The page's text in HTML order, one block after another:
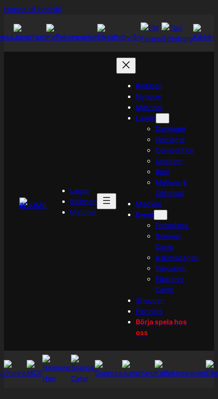
Hoppa till innehållHoppa
Lagen
Klubben
Matcher
Klubben
Nyheter
Matcher
Lagen
Damlaget
Herrlaget
Competition
Ungdom
Barn
Motions &
Gåfotboll
Medlem
Event
Fotbollslek
Sommar
Camp
Askimsdagen
Vårcupen
Påsklovs
Camp
Shoppen
Partners
Börja spela hos
oss